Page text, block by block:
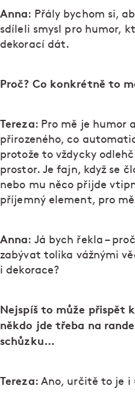
Anna: Přály bychom si,
sdíleli smysl pro humor,
dekorací dát.
Proč? Co konkrétně to
Tereza: Pro mě je humor
přirozeného, co
protože to vždycky
prostor. Je fajn, když se
nebo mu něco přijde
příjemný element, pro
Anna: Já bych řekla –
zabývat tolika vážnými
i dekorace?
Nejspíš to může přispět
někdo jde třeba na
schůzku…
Tereza: Ano, určitě to je i